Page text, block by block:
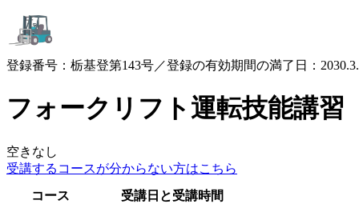
登録番号：栃基登第143号／登録の有効期間の満了日：
フォークリフト運転技能講習
空きなし
受講するコースが分からない方はこちら
コース
受講日と受講時間